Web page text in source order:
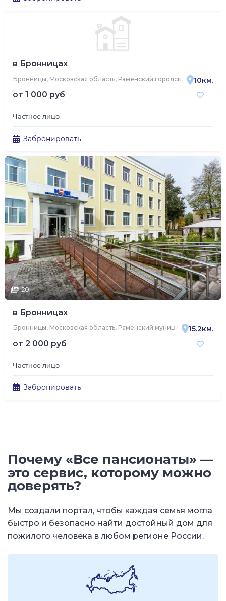
в Бронницах
Бронницы, Московская область, Раменский городской округ,
10км.
от 1 000 руб
Частное лицо
Забронировать
20
в Бронницах
Бронницы, Московская область, Раменский муниципальный
15.2км.
от 2 000 руб
Частное лицо
Забронировать
Почему «Все пансионаты» —
это сервис, которому можно
доверять?
Мы создали портал, чтобы каждая семья могла
быстро и безопасно найти достойный дом для
пожилого человека в любом регионе России.